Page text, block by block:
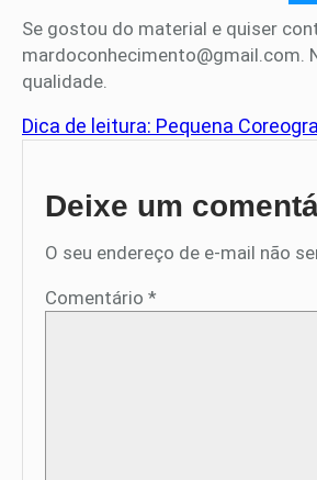
Se gostou do material e quiser
mardoconhecimento@gmail.com.
qualidade.
Dica de leitura: Pequena
Deixe um
O seu endereço de e-mail não
Comentário *